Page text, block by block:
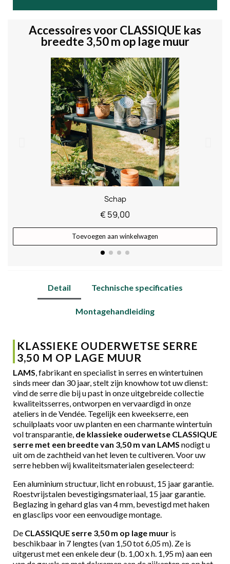
Accessoires voor CLASSIQUE kas
breedte 3,50 m op lage muur
Schap
€ 59,00
Toevoegen aan winkelwagen
Detail Technische specificaties
Montagehandleiding
KLASSIEKE OUDERWETSE SERRE
3,50 M OP LAGE MUUR
LAMS , fabrikant en specialist in serres en wintertuinen
sinds meer dan 30 jaar, stelt zijn knowhow tot uw dienst:
vind de serre die bij u past in onze uitgebreide collectie
kwaliteitsserres, ontworpen en vervaardigd in onze
ateliers in de Vendée. Tegelijk een kweekserre, een
schuilplaats voor uw planten en een charmante wintertuin
vol transparantie, de klassieke ouderwetse CLASSIQUE
serre met een breedte van 3,50 m van LAMS nodigt u
uit om de zachtheid van het leven te cultiveren. Voor uw
serre hebben wij kwaliteitsmaterialen geselecteerd:
Een aluminium structuur, licht en robuust, 15 jaar garantie.
Roestvrijstalen bevestigingsmateriaal, 15 jaar garantie.
Beglazing in gehard glas van 4 mm, bevestigd met haken
en glasclips voor een eenvoudige montage.
De CLASSIQUE serre 3,50 m op lage muur is
beschikbaar in 7 lengtes (van 1,50 tot 6,05 m). Ze is
uitgerust met een enkele deur (b. 1,00 x h. 1,95 m) aan een